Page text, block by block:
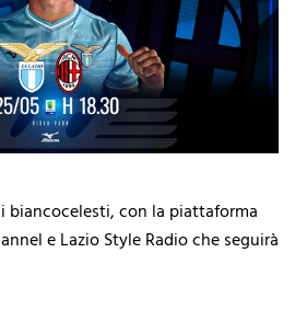
biancocelesti, con la piattaforma
e Lazio Style Radio che seguirà